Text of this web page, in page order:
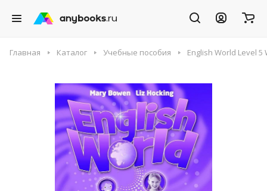
Главная Каталог Учебные пособия English World Level 5